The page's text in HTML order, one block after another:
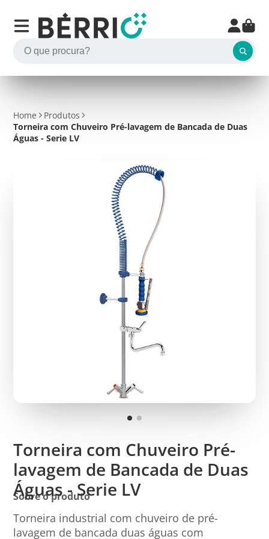
Home
Produtos
Torneira com Chuveiro Pré-lavagem de Bancada de Duas
Águas - Serie LV
Torneira com Chuveiro Pré-
lavagem de Bancada de Duas
Águas - Serie LV
Sobre o produto
Torneira industrial com chuveiro de pré-
lavagem de bancada duas águas com